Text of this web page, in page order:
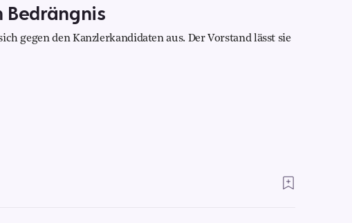
Bedrängnis
gegen den Kanzlerkandidaten aus. Der Vorstand lässt sie